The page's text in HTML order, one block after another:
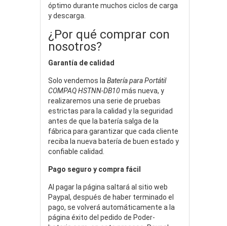
óptimo durante muchos ciclos de carga
y descarga.
¿Por qué comprar con
nosotros?
Garantía de calidad
Solo vendemos la Batería para Portátil
COMPAQ HSTNN-DB10más nueva, y
realizaremos una serie de pruebas
estrictas para la calidad y la seguridad
antes de que la batería salga de la
fábrica para garantizar que cada cliente
reciba la nueva batería de buen estado y
confiable calidad.
Pago seguro y compra fácil
Al pagar la página saltará al sitio web
Paypal, después de haber terminado el
pago, se volverá automáticamente a la
página éxito del pedido de Poder-